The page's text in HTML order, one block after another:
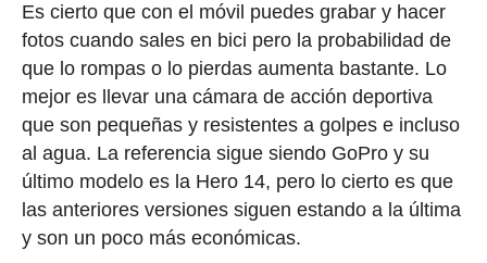
Es cierto que con el móvil puedes grabar y hacer
fotos cuando sales en bici pero la probabilidad de
que lo rompas o lo pierdas aumenta bastante. Lo
mejor es llevar una cámara de acción deportiva
que son pequeñas y resistentes a golpes e incluso
al agua. La referencia sigue siendo GoPro y su
último modelo es la Hero 14, pero lo cierto es que
las anteriores versiones siguen estando a la última
y son un poco más económicas.